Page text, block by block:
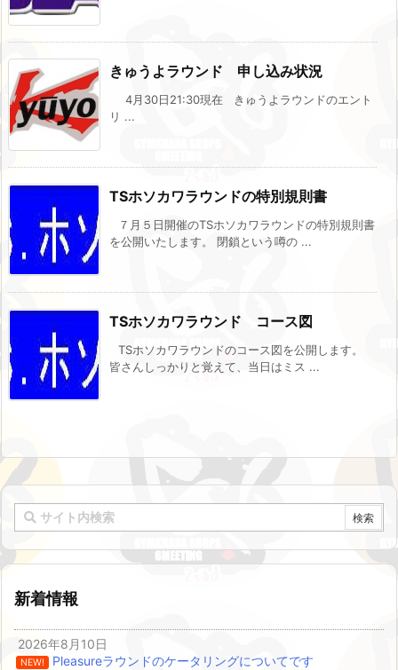
きゅうよラウンド 申し込み状況
4月30日21:30現在 きゅうよラウンドのエント
リ ...
TSホソカワラウンドの特別規則書
７月５日開催のTSホソカワラウンドの特別規則書
を公開いたします。 閉鎖という噂の ...
TSホソカワラウンド コース図
TSホソカワラウンドのコース図を公開します。
皆さんしっかりと覚えて、当日はミス ...
新着情報
2026年8月10日
NEW!
Pleasureラウンドのケータリングについてです